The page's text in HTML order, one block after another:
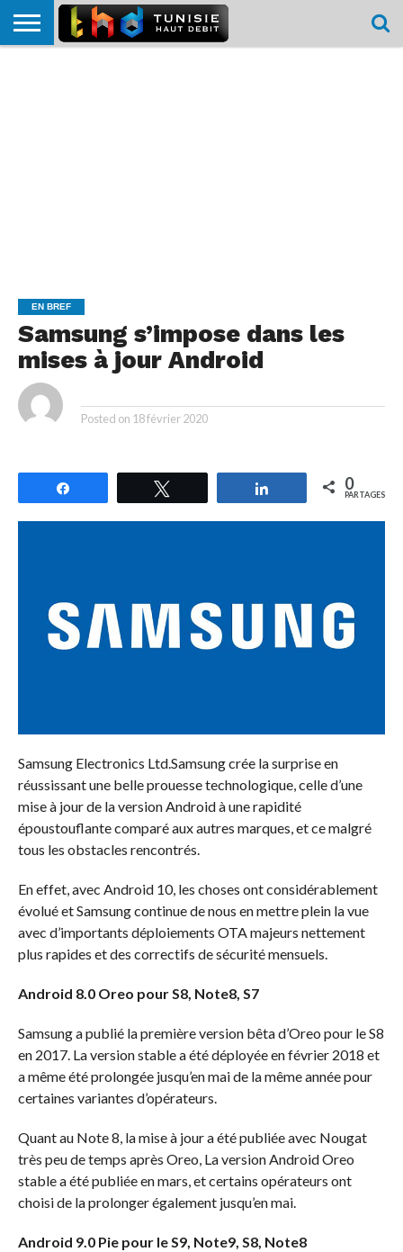
EN BREF
Samsung s’impose dans les
mises à jour Android
Posted on 18 février 2020
Partagez 0
PARTAGES
Samsung Electronics Ltd.Samsung crée la surprise en
réussissant une belle prouesse technologique, celle d’une
mise à jour de la version Android à une rapidité
époustouflante comparé aux autres marques, et ce malgré
tous les obstacles rencontrés.
En effet, avec Android 10, les choses ont considérablement
évolué et Samsung continue de nous en mettre plein la vue
avec d’importants déploiements OTA majeurs nettement
plus rapides et des correctifs de sécurité mensuels.
Android 8.0 Oreo pour S8, Note8, S7
Samsung a publié la première version bêta d’Oreo pour le S8
en 2017. La version stable a été déployée en février 2018 et
a même été prolongée jusqu’en mai de la même année pour
certaines variantes d’opérateurs.
Quant au Note 8, la mise à jour a été publiée avec Nougat
très peu de temps après Oreo, La version Android Oreo
stable a été publiée en mars, et certains opérateurs ont
choisi de la prolonger également jusqu’en mai.
Android 9.0 Pie pour le S9, Note9, S8, Note8